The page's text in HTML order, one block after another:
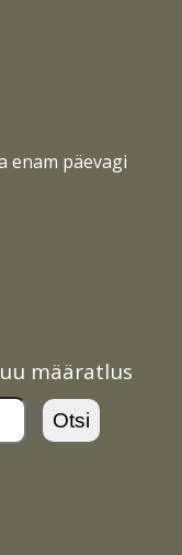
enam päevagi
määratlus
Otsi